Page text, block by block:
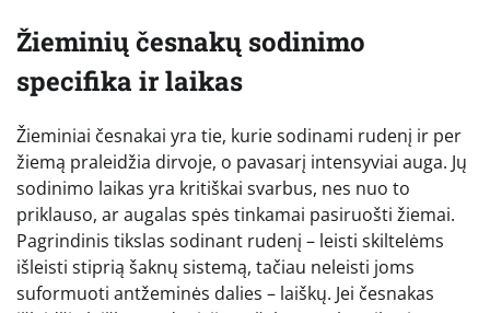
Žieminių česnakų sodinimo
specifika ir laikas
Žieminiai česnakai yra tie, kurie sodinami rudenį ir per
žiemą praleidžia dirvoje, o pavasarį intensyviai auga. Jų
sodinimo laikas yra kritiškai svarbus, nes nuo to
priklauso, ar augalas spės tinkamai pasiruošti žiemai.
Pagrindinis tikslas sodinant rudenį – leisti skiltelėms
išleisti stiprią šaknų sistemą, tačiau neleisti joms
suformuoti antžeminės dalies – laiškų. Jei česnakas